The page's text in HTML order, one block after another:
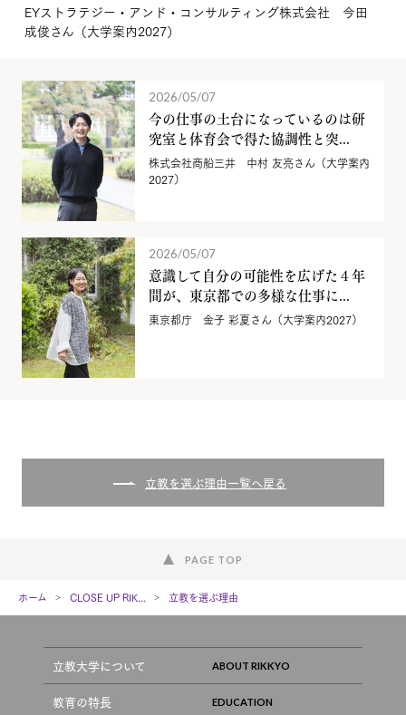
EYストラテジー・アンド・コンサルティング株式会社 今田
成俊さん（大学案内2027）
2026/05/07
今の仕事の土台になっているのは研
究室と体育会で得た協調性と突...
株式会社商船三井 中村 友亮さん（大学案内
2027）
2026/05/07
意識して自分の可能性を広げた４年
間が、東京都での多様な仕事に...
東京都庁 金子 彩夏さん（大学案内2027）
立教を選ぶ理由一覧へ戻る
PAGE TOP
ホーム CLOSE UP RIK... 立教を選ぶ理由
立教大学について
教育の特長